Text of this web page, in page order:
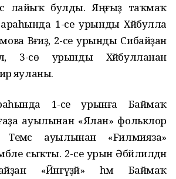
лайыҡ булды. Яңғыҙ таҡмаҡ
араһында 1-се урынды Хәйбулла
Вәғиҙә, 2-се урынды Сибайҙан
3-сө урынды Хәйбулланан
яуланы.
1-се урынға Баймаҡ
ауылынан «Ялан» фольклор
ауылынан «Fилмияза»
сыҡты. 2-се урын Әбйәлилдән
«Йәнгүҙәй» һәм Баймаҡ